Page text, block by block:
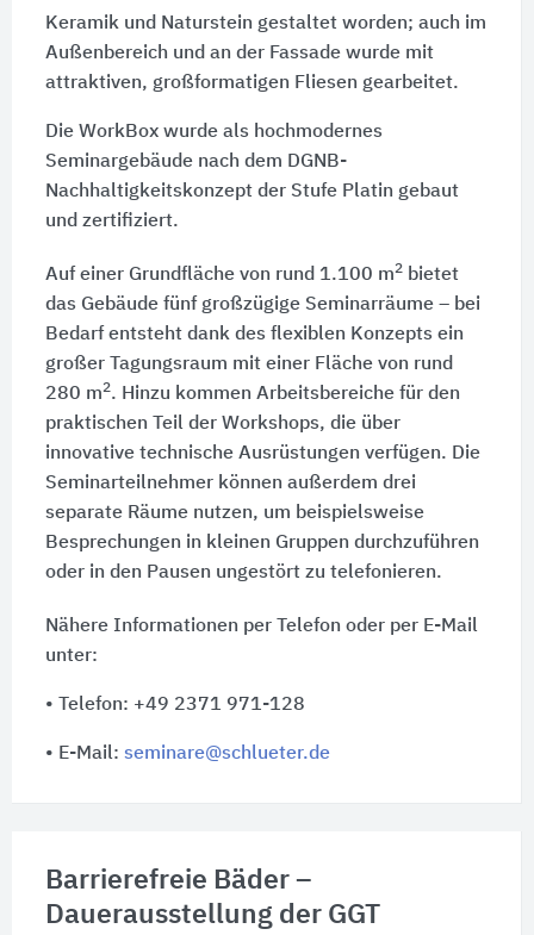
Keramik und Naturstein gestaltet worden; auch im
Außenbereich und an der Fassade wurde mit
attraktiven, großformatigen Fliesen gearbeitet.
Die WorkBox wurde als hochmodernes
Seminargebäude nach dem DGNB-
Nachhaltigkeitskonzept der Stufe Platin gebaut
und zertifiziert.
Auf einer Grundfläche von rund 1.100 m2bietet
das Gebäude fünf großzügige Seminarräume – bei
Bedarf entsteht dank des flexiblen Konzepts ein
großer Tagungsraum mit einer Fläche von rund
280 m2. Hinzu kommen Arbeitsbereiche für den
praktischen Teil der Workshops, die über
innovative technische Ausrüstungen verfügen. Die
Seminarteilnehmer können außerdem drei
separate Räume nutzen, um beispielsweise
Besprechungen in kleinen Gruppen durchzuführen
oder in den Pausen ungestört zu telefonieren.
Nähere Informationen per Telefon oder per E-Mail
unter:
• Telefon: +49 2371 971-128
• E-Mail: seminare@schlueter.de
Barrierefreie Bäder –
Dauerausstellung der GGT